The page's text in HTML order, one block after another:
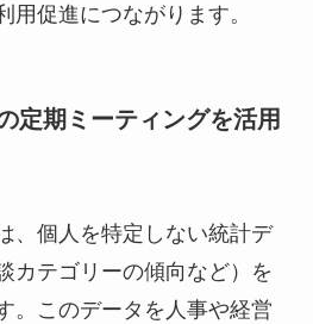
用促進につながります。
定期ミーティングを活用
、個人を特定しない統計デ
カテゴリーの傾向など）を
。このデータを人事や経営